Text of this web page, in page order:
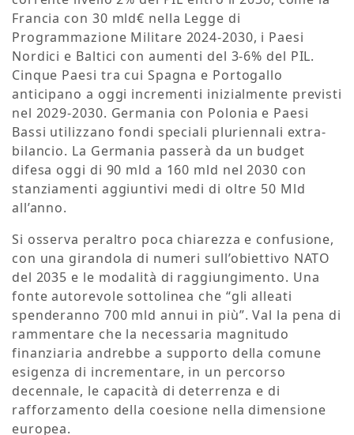
Francia con 30 mld€ nella Legge di
Programmazione Militare 2024-2030, i Paesi
Nordici e Baltici con aumenti del 3-6% del PIL.
Cinque Paesi tra cui Spagna e Portogallo
anticipano a oggi incrementi inizialmente previsti
nel 2029-2030. Germania con Polonia e Paesi
Bassi utilizzano fondi speciali pluriennali extra-
bilancio. La Germania passerà da un budget
difesa oggi di 90 mld a 160 mld nel 2030 con
stanziamenti aggiuntivi medi di oltre 50 Mld
all’anno.
Si osserva peraltro poca chiarezza e confusione,
con una girandola di numeri sull’obiettivo NATO
del 2035 e le modalità di raggiungimento. Una
fonte autorevole sottolinea che “gli alleati
spenderanno 700 mld annui in più”. Val la pena di
rammentare che la necessaria magnitudo
finanziaria andrebbe a supporto della comune
esigenza di incrementare, in un percorso
decennale, le capacità di deterrenza e di
rafforzamento della coesione nella dimensione
europea.